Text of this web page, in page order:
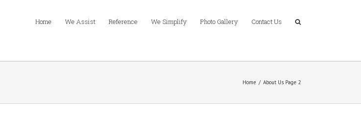
Home We Assist Reference We Simplify Photo Gallery Contact Us
Home / About Us Page 2